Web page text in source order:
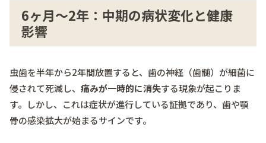
6ヶ月～2年：中期の病状変化と健康
影響
虫歯を半年から2年間放置すると、歯の神経（歯髄）が細菌に
侵されて死滅し、 痛みが一時的に消失する現象が起こりま
す。しかし、これは症状が進行している証拠であり、歯や顎
骨の感染拡大が始まるサインです。